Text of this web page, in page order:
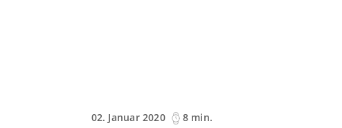
02. Januar 2020
8 min.